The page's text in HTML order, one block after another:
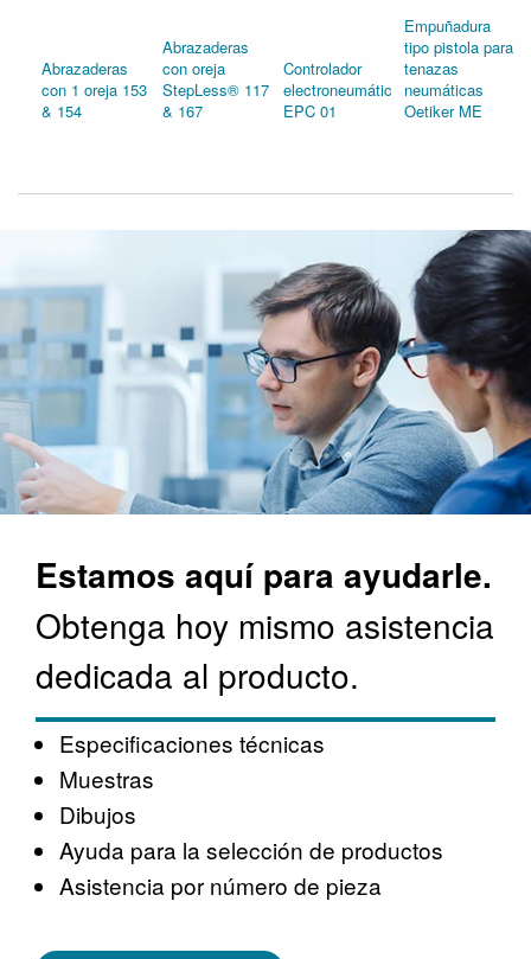
Abrazaderas
con 1 oreja 153
& 154
Abrazaderas
con oreja
StepLess® 117
& 167
Controlador
electroneumático
EPC 01
Empuñadura
tipo pistola para
tenazas
neumáticas
Oetiker ME
Estamos aquí para ayudarle.
Obtenga hoy mismo asistencia
dedicada al producto.
Especificaciones técnicas
Muestras
Dibujos
Ayuda para la selección de productos
Asistencia por número de pieza